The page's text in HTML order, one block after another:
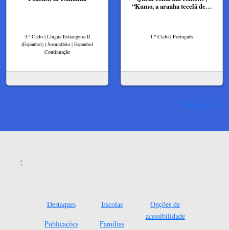
3.º Ciclo | Língua Estrangeira II
(Espanhol) | Secundário | Espanhol
Continuação
“Kumo, a aranha tecelã de…
1.º Ciclo | Português
Ver mais
Destaques
Publicações
Escolas
Famílias
Opções de
acessibilidade